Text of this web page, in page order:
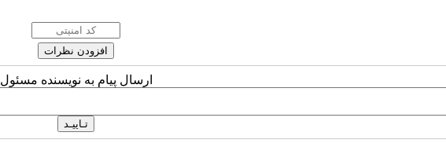
ارسال پیام به نویسنده مسئول